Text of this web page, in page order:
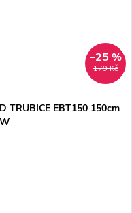
179 Kč
–25 %
TRUBICE EBT150 150cm